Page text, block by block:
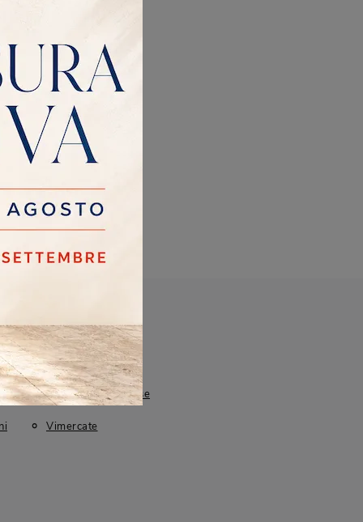
Cologno Monzese
Vimercate